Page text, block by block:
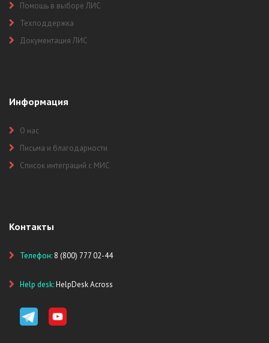
Помощь в выборе ЛИС
Техподдержка
Документация ЛИС
Информация
О нас
Письма и благодарности
Список интеграций с МИС
Контакты
Телефон: 8 (800) 777 02-44
Help desk:HelpDesk Across